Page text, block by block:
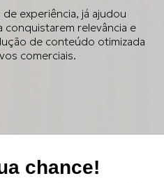
experiência, já ajudou
conquistarem relevância e
de conteúdo otimizada
comerciais.
chance!